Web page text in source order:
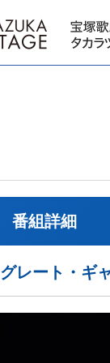
番組詳細
グレート・ギ